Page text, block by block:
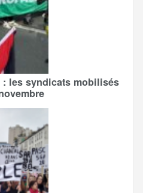
les syndicats mobilisés